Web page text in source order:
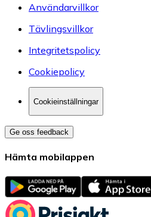
Användarvillkor
Tävlingsvillkor
Integritetspolicy
Cookiepolicy
Cookieinställningar
Ge oss feedback
Hämta mobilappen